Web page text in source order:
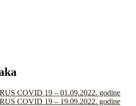
COVID 19 – 01.09.2022. godine
COVID 19 – 19.09.2022. godine